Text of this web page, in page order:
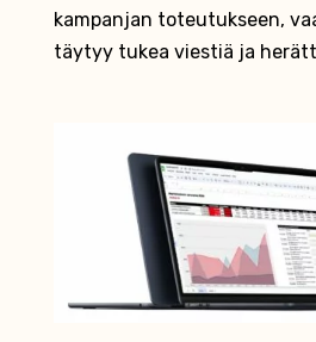
kampanjan toteutukseen,
täytyy tukea viestiä ja